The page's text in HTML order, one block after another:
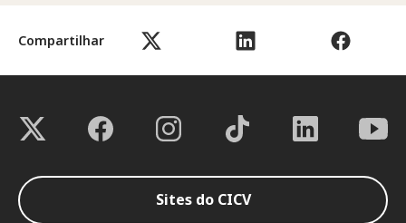
Compartilhar
Sites do CICV